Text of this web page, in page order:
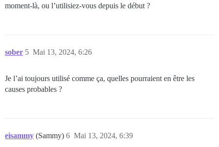
moment-là, ou l’utilisiez-vous depuis le début ?
sober Mai 13, 2024, 6:26
5
Je l’ai toujours utilisé comme ça, quelles pourraient en être les
causes probables ?
eisammy (Sammy) Mai 13, 2024, 6:39
6